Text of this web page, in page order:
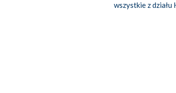
wszystkie z działu